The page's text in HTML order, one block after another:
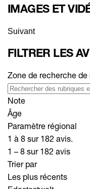
IMAGES ET
Suivant
FILTRER LES
Zone de recherche
Note
Âge
Paramètre régional
1 à 8 sur 182 avis.
1 – 8 sur 182 avis
Trier par
Les plus récents